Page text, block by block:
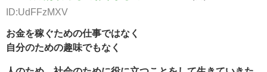
ID:UdFFzMXV
お金を稼ぐための仕事ではなく
自分のための趣味でもなく